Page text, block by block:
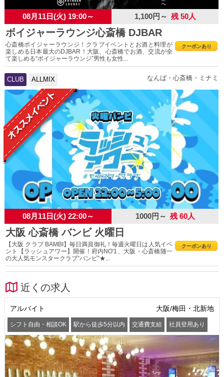
08月11日(火) 19:00～ 1,100円～ 残 50人
ボイジャーラウンジ心斎橋 DJBAR
クーポンあり
心斎橋ボイジャーラウンジ！クラブイベントとお酒と料理が
楽しめる日本最大のDJBAR！大阪、心斎橋でお酒、交流が全
て楽しめる“ボイジャーラウンジ”男性も女性...
CLUB ALLMIX なんば・心斎橋・ミナミ
08月11日(火) 22:00～ 1000円～ 残 60人
大阪 心斎橋 バンビ 火曜日
クーポンあり
【大阪 クラブ BAMBI】毎日満員御礼！毎週火曜日は人気イベ
ント【ラッシュアワー】開催！府内NO'1、大阪・心斎橋随一
の大人気モンスタークラブ“バンビ”★...
近くの求人
アルバイト 大阪/梅田・北新地
シフト自由・相談OK 駅から徒歩5分以内 交通費支給 社員登用あり